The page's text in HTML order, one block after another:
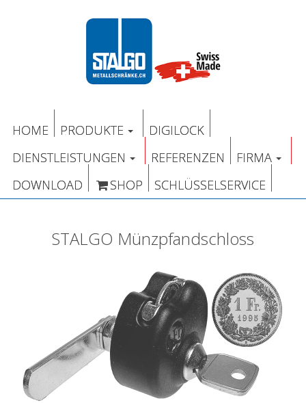
HOME PRODUKTE
DIGILOCK
DIENSTLEISTUNGEN
REFERENZEN
FIRMA
DOWNLOAD
SHOP SCHLÜSSELSERVICE
STALGO Münzpfandschloss